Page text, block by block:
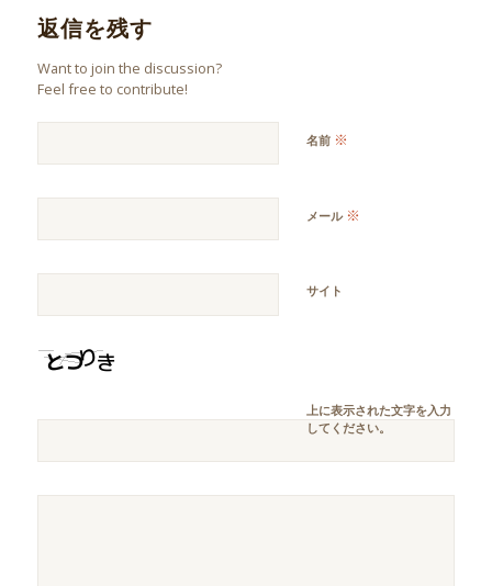
返信を残す
Want to join the discussion?
Feel free to contribute!
名前 ※
メール ※
サイト
上に表示された文字を入力
してください。